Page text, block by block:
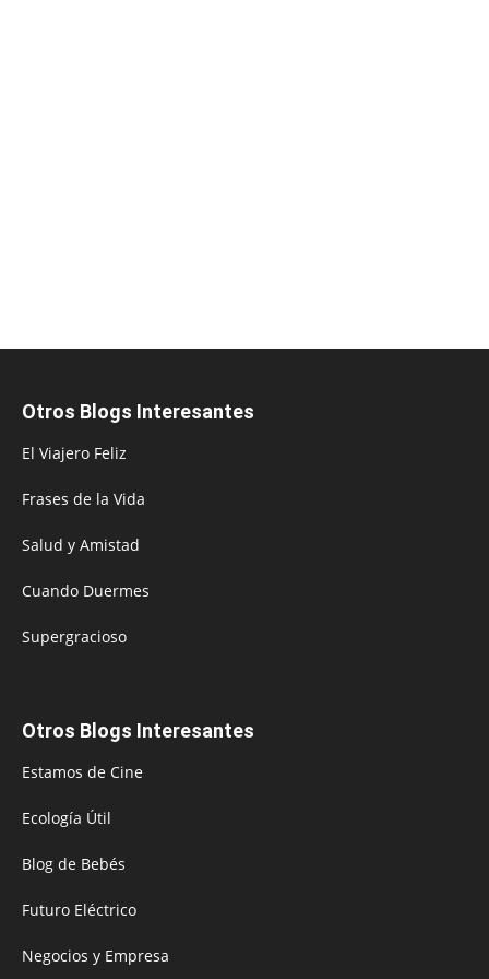
Otros Blogs Interesantes
El Viajero Feliz
Frases de la Vida
Salud y Amistad
Cuando Duermes
Supergracioso
Otros Blogs Interesantes
Estamos de Cine
Ecología Útil
Blog de Bebés
Futuro Eléctrico
Negocios y Empresa